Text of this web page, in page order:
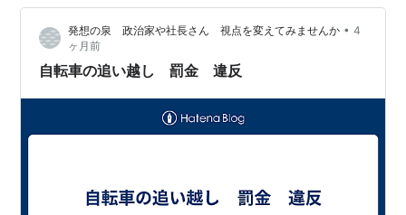
い偏屈な野郎なので、メール等にはＡＩは使用しませ
ん。 民事信託（家族信託）の相談において、ご自身であ
る程度調べてから相談にいらっしゃ…
発想の泉 政治家や社長さん 視点を変えてみませんか • 4
ヶ月前
自転車の追い越し 罰金 違反